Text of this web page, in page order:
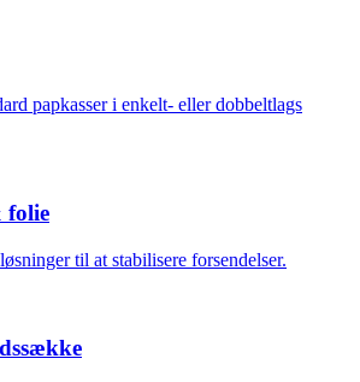
papkasser i enkelt- eller dobbeltlags
til at stabilisere forsendelser.